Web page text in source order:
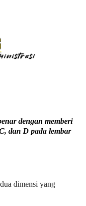
dengan memberi
dan D pada lembar
dimensi yang